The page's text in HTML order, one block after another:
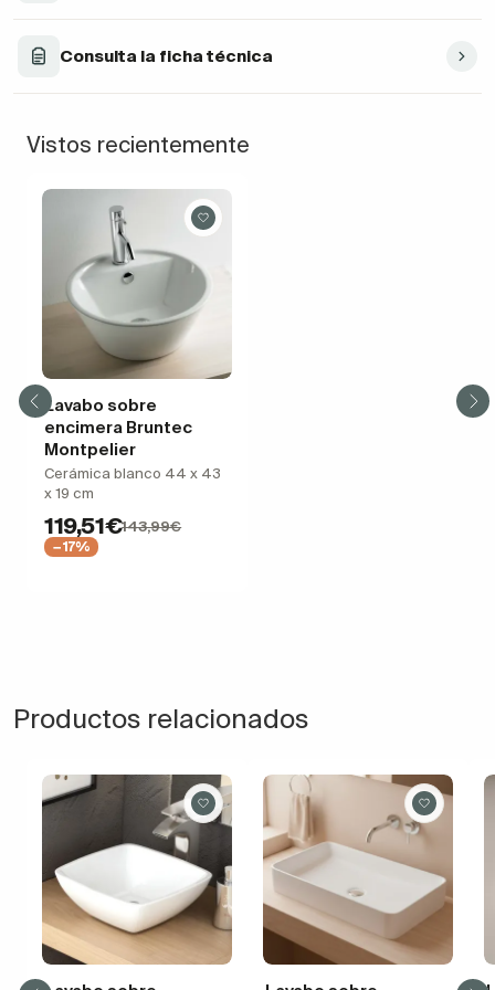
Consulta la ficha técnica
Vistos recientemente
Lavabo sobre
encimera Bruntec
Montpelier
Cerámica blanco 44 x 43
x 19 cm
119,51€143,99€
−17%
Productos relacionados